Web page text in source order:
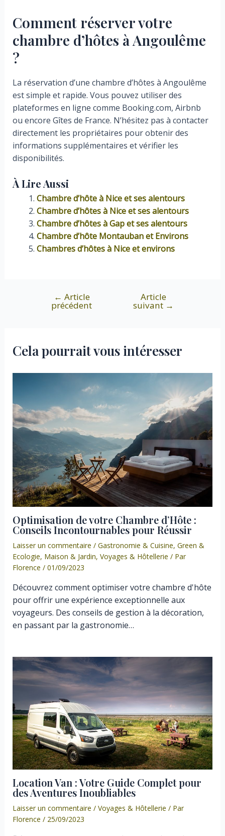
Comment réserver votre
chambre d’hôtes à Angoulême
?
La réservation d’une chambre d’hôtes à Angoulême
est simple et rapide. Vous pouvez utiliser des
plateformes en ligne comme Booking.com, Airbnb
ou encore Gîtes de France. N’hésitez pas à contacter
directement les propriétaires pour obtenir des
informations supplémentaires et vérifier les
disponibilités.
À Lire Aussi
Chambre d’hôte à Nice et ses alentours
Chambre d’hôtes à Nice et ses alentours
Chambre d’hôtes à Gap et ses alentours
Chambre d’hôte Montauban et Environs
Chambres d’hôtes à Nice et environs
Navigation
← Article
précédent
Article
suivant →
Cela pourrait vous intéresser
Optimisation de votre Chambre d’Hôte :
Conseils Incontournables pour Réussir
Laisser un commentaire / Gastronomie & Cuisine, Green &
Ecologie, Maison & Jardin, Voyages & Hôtellerie / Par
Florence / 01/09/2023
Découvrez comment optimiser votre chambre d'hôte
pour offrir une expérience exceptionnelle aux
voyageurs. Des conseils de gestion à la décoration,
en passant par la gastronomie…
Location Van : Votre Guide Complet pour
des Aventures Inoubliables
Laisser un commentaire / Voyages & Hôtellerie / Par
Florence / 25/09/2023